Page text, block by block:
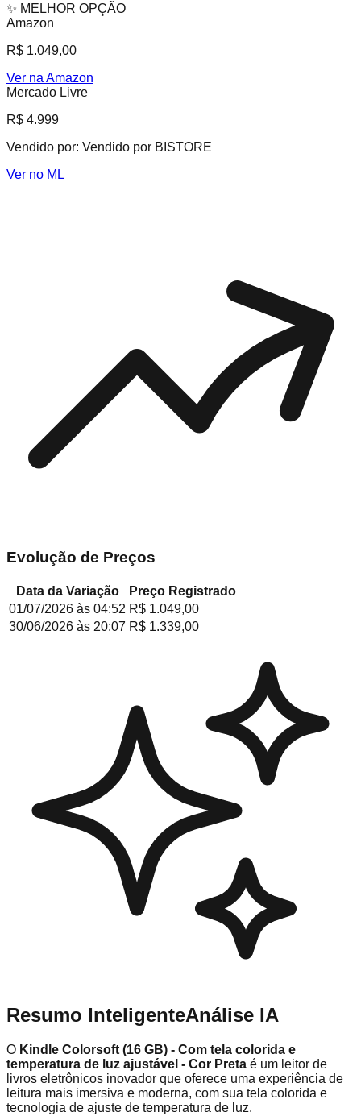
✨ MELHOR OPÇÃO
Amazon
R$ 1.049,00
Ver na Amazon
Mercado Livre
R$ 4.999
Vendido por: Vendido por BISTORE
Ver no ML
Evolução de Preços
Data da Variação
Preço Registrado
01/07/2026 às 04:52 R$ 1.049,00
30/06/2026 às 20:07 R$ 1.339,00
Resumo InteligenteAnálise IA
O Kindle Colorsoft (16 GB) - Com tela colorida e
temperatura de luz ajustável - Cor Preta é um leitor de
livros eletrônicos inovador que oferece uma experiência de
leitura mais imersiva e moderna, com sua tela colorida e
tecnologia de ajuste de temperatura de luz.